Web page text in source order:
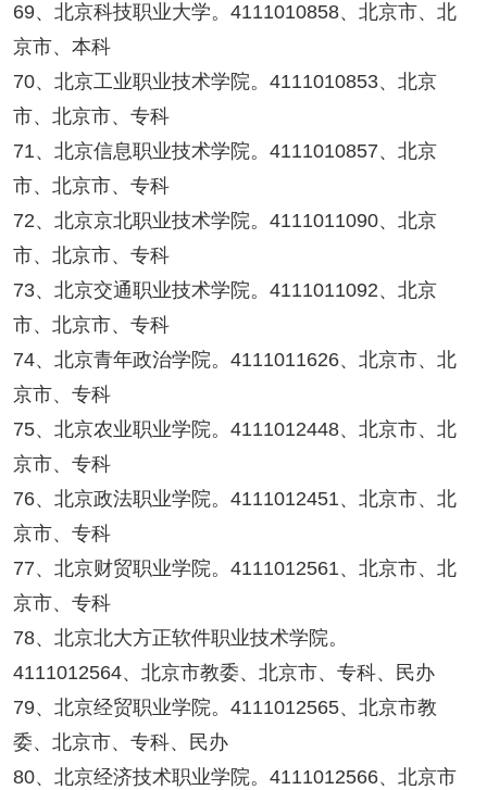
69、北京科技职业大学。4111010858、北京市、北
京市、本科
70、北京工业职业技术学院。4111010853、北京
市、北京市、专科
71、北京信息职业技术学院。4111010857、北京
市、北京市、专科
72、北京京北职业技术学院。4111011090、北京
市、北京市、专科
73、北京交通职业技术学院。4111011092、北京
市、北京市、专科
74、北京青年政治学院。4111011626、北京市、北
京市、专科
75、北京农业职业学院。4111012448、北京市、北
京市、专科
76、北京政法职业学院。4111012451、北京市、北
京市、专科
77、北京财贸职业学院。4111012561、北京市、北
京市、专科
78、北京北大方正软件职业技术学院。
4111012564、北京市教委、北京市、专科、民办
79、北京经贸职业学院。4111012565、北京市教
委、北京市、专科、民办
80、北京经济技术职业学院。4111012566、北京市